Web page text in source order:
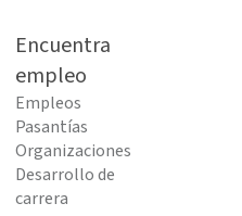
Encuentra
empleo
Empleos
Pasantías
Organizaciones
Desarrollo de
carrera